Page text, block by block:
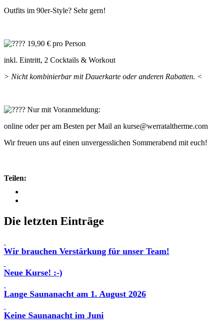
Outfits im 90er‑Style? Sehr gern!
19,90 € pro Person
inkl. Eintritt, 2 Cocktails & Workout
> Nicht kombinierbar mit Dauerkarte oder anderen Rabatten. <
Nur mit Voranmeldung:
online oder per am Besten per Mail an kurse@werrataltherme.com
Wir freuen uns auf einen unvergesslichen Sommerabend mit euch!
Teilen:
Die letzten Einträge
Wir brauchen Verstärkung für unser Team!
Neue Kurse! :-)
Lange Saunanacht am 1. August 2026
Keine Saunanacht im Juni